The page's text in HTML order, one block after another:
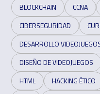
BLOCKCHAIN
CCNA
CIBERSEGURIDAD
DESARROLLO
DISEÑO DE VIDEOJUEGOS
HTML
HACKING ÉTICO